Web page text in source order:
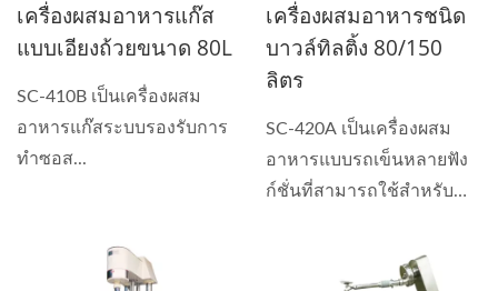
เครื่องผสมอาหารแก๊ส
แบบเอียงถ้วยขนาด 80L
SC-410B เป็นเครื่องผสม
อาหารแก๊สระบบรองรับการ
ทำซอส...
เครื่องผสมอาหารชนิด
บาวล์ทิลติ้ง 80/150
ลิตร
SC-420A เป็นเครื่องผสม
อาหารแบบรถเข็นหลายฟัง
ก์ชั่นที่สามารถใช้สำหรับ